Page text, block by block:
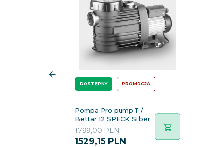
DOSTĘPNY PROMOCJA
Pompa Pro pump 11 /
Bettar 12 SPECK Silber
1529,15 PLN
1799,00 PLN